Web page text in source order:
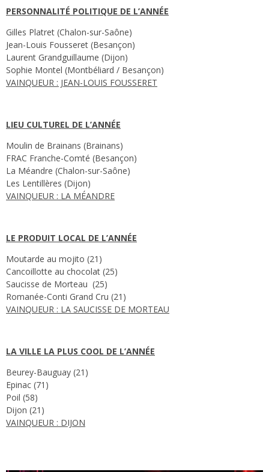
PERSONNALITÉ POLITIQUE DE L’ANNÉE
Gilles Platret (Chalon-sur-Saône)
Jean-Louis Fousseret (Besançon)
Laurent Grandguillaume (Dijon)
Sophie Montel (Montbéliard / Besançon)
VAINQUEUR : JEAN-LOUIS FOUSSERET
LIEU CULTUREL DE L’ANNÉE
Moulin de Brainans (Brainans)
FRAC Franche-Comté (Besançon)
La Méandre (Chalon-sur-Saône)
Les Lentillères (Dijon)
VAINQUEUR : LA MÉANDRE
LE PRODUIT LOCAL DE L’ANNÉE
Moutarde au mojito (21)
Cancoillotte au chocolat (25)
Saucisse de Morteau (25)
Romanée-Conti Grand Cru (21)
VAINQUEUR : LA SAUCISSE DE MORTEAU
LA VILLE LA PLUS COOL DE L’ANNÉE
Beurey-Bauguay (21)
Epinac (71)
Poil (58)
Dijon (21)
VAINQUEUR : DIJON